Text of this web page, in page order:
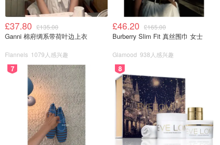
最后这本书 ，就是简单的写大、小写ABC，我家宝贝也很
喜欢、和大家分享一下。这些书都是我家宝贝刚刚学习的书
本的作业.谢谢大家，很高兴和大家分享宝贝的学习经验.
£37.80 £135.00
Ganni 棉府绸系带荷叶边上衣
Flannels 1079人感兴趣
£46.20 £165.00
Burberry Slim Fit 真丝围巾 女士
Glamood 938人感兴趣
7 8